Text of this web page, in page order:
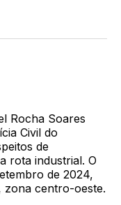
Rocha Soares
Civil do
de
rota industrial. O
de 2024,
zona centro-oeste.